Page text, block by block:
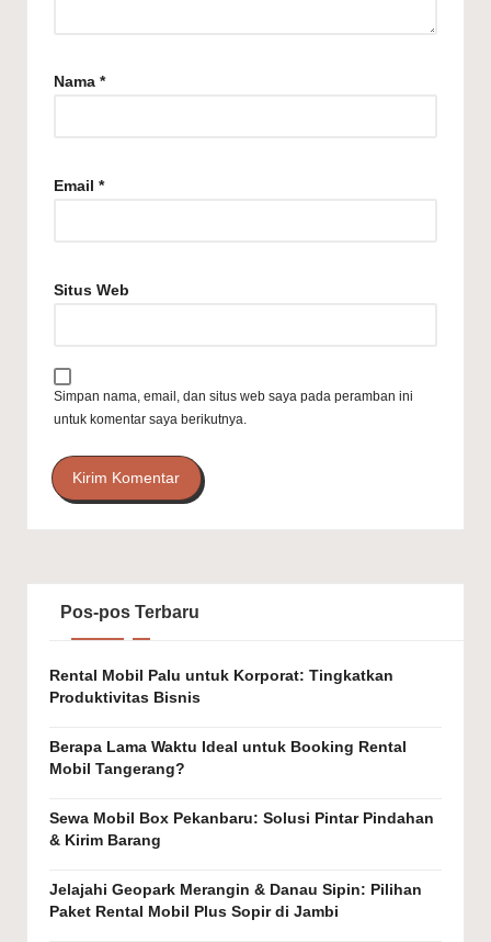
Nama *
Email *
Situs Web
Simpan nama, email, dan situs web saya pada peramban ini
untuk komentar saya berikutnya.
Pos-pos Terbaru
Rental Mobil Palu untuk Korporat: Tingkatkan
Produktivitas Bisnis
Berapa Lama Waktu Ideal untuk Booking Rental
Mobil Tangerang?
Sewa Mobil Box Pekanbaru: Solusi Pintar Pindahan
& Kirim Barang
Jelajahi Geopark Merangin & Danau Sipin: Pilihan
Paket Rental Mobil Plus Sopir di Jambi